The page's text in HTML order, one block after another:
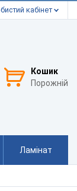
кабінет
Кошик
Порожній
Ламінат